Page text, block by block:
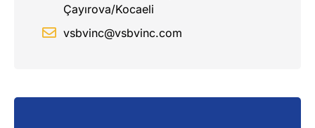
Çayırova/Kocaeli
vsbvinc@vsbvinc.com